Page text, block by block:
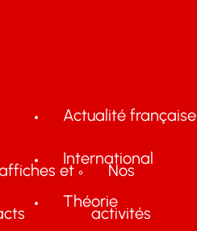
et Nos
activités
Actualité française
International
Théorie